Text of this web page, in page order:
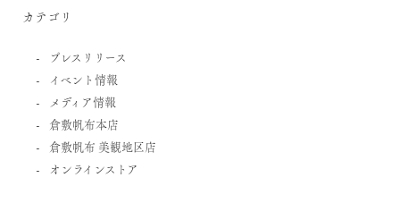
カテゴリ
プレスリリース
イベント情報
メディア情報
倉敷帆布本店
倉敷帆布 美観地区店
オンラインストア